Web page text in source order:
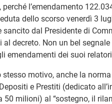
perché l’emendamento
dello scorso venerdì 3
sancito dal Presidente di
al decreto. Non un bel
emendamenti dei suoi
stesso motivo, anche la
e Prestiti (dedicato
50 milioni) al “sostegno, il